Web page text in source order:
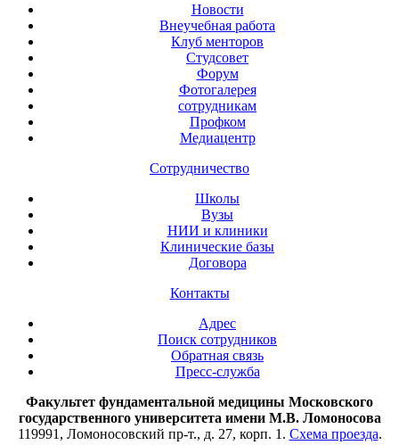
Новости
Внеучебная работа
Клуб менторов
Студсовет
Форум
Фотогалерея
сотрудникам
Профком
Медиацентр
Сотрудничество
Школы
Вузы
НИИ и клиники
Клинические базы
Договора
Контакты
Адрес
Поиск сотрудников
Обратная связь
Пресс-служба
Факультет фундаментальной медицины Московского
государственного университета имени М.В. Ломоносова
119991, Ломоносовский пр-т., д. 27, корп. 1. Схема проезда.